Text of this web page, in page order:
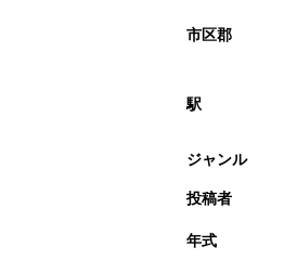
市区郡
駅
ジャンル
投稿者
年式